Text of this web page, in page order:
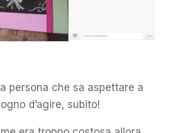
persona che sa aspettare a
d’agire, subito!